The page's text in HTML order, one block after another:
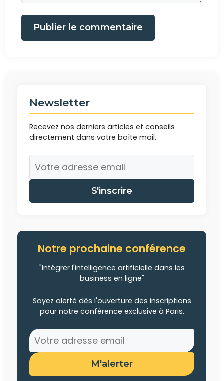
Publier le commentaire
Newsletter
Recevez nos derniers articles et conseils
directement dans votre boîte mail.
S'inscrire
Notre prochaine conférence
"Intégrer l'intelligence artificielle dans les
business en ligne"
Soyez alerté dès l'ouverture des inscriptions
pour notre conférence exclusive à Paris.
M'alerter